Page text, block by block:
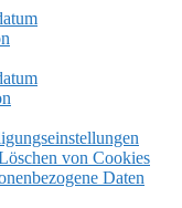
von Cookies
Daten